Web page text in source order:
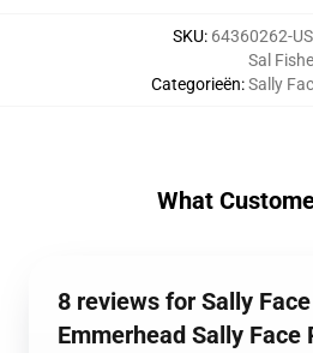
SKU: 64360262-
Categorieën:
Sal
Sally
What
8 reviews for Sally
Emmerhead Sally Face